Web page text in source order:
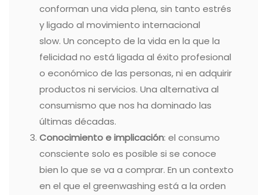
conforman una vida plena, sin tanto estrés
y ligado al movimiento internacional
slow. Un concepto de la vida en la que la
felicidad no está ligada al éxito profesional
o económico de las personas, ni en adquirir
productos ni servicios. Una alternativa al
consumismo que nos ha dominado las
últimas décadas.
Conocimiento e implicación: el consumo
consciente solo es posible si se conoce
bien lo que se va a comprar. En un contexto
en el que el greenwashing está a la orden